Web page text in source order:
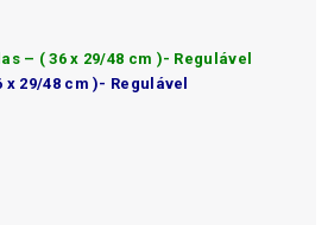
– ( 36 x 29/48 cm )- Regulável
x 29/48 cm )- Regulável